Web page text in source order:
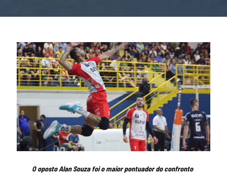
O oposto Alan Souza foi o maior pontuador do confronto